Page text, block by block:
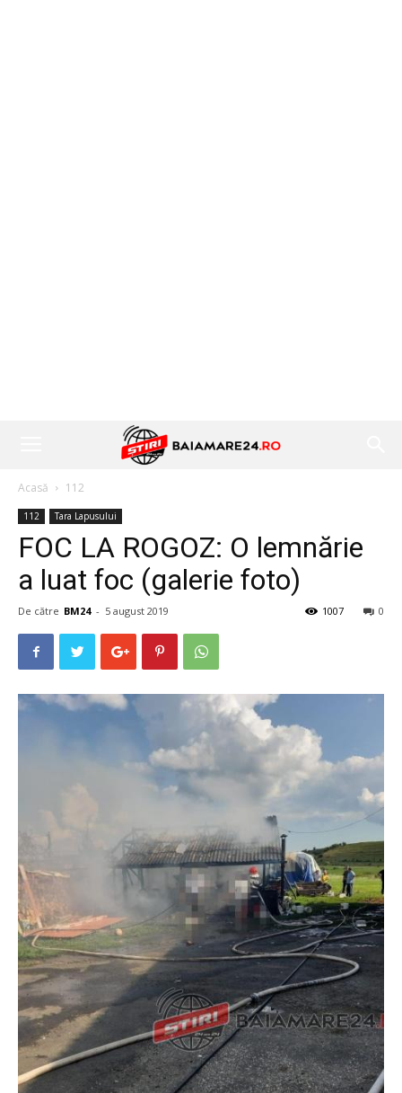
Acasă 112
112 Tara Lapusului
FOC LA ROGOZ: O lemnărie
a luat foc (galerie foto)
De către BM24 - 5 august 2019 0
1007